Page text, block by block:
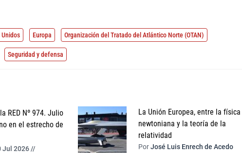
Unidos Europa Organización del Tratado del Atlántico Norte (OTAN)
Seguridad y defensa
RED Nº 974. Julio
en el estrecho de
Jul 2026 //
La Unión Europea, entre la física
newtoniana y la teoría de la
relatividad
PorJosé Luis Enrech de Acedo